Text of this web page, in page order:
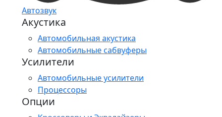
Автозвук
Акустика
Автомобильная акустика
Автомобильные сабвуферы
Усилители
Автомобильные усилители
Процессоры
Опции